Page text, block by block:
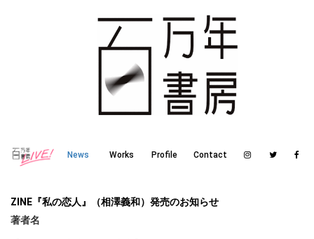
News Works Profile Contact
ZINE『私の恋人』（相澤義和）発売のお知らせ
著者名